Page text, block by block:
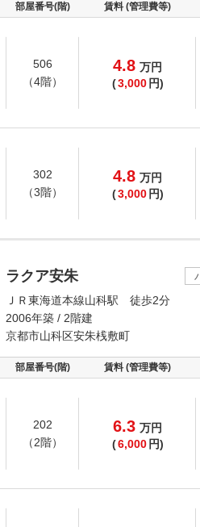
部屋番号(階) 賃料 (管理費等)
506
（4階）
4.8 万円
(3,000 円)
302
（3階）
4.8 万円
(3,000 円)
ラクア安朱
ＪＲ東海道本線山科駅 徒歩2分
2006年築 / 2階建
京都市山科区安朱桟敷町
部屋番号(階) 賃料 (管理費等)
202
（2階）
6.3 万円
(6,000 円)